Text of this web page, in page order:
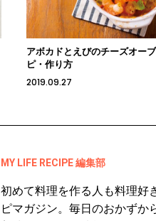
アボカドとえびのチーズオー
ピ・作り方
2019.09.27
MY LIFE RECIPE 編集部
初めて料理を作る人も料理好
ピマガジン。毎日のおかずか